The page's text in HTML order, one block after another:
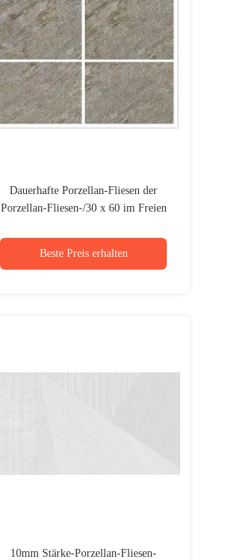
Dauerhafte Porzellan-Fliesen der
Porzellan-Fliesen-/30 x 60 im Freien
Beste Preis erhalten
10mm Stärke-Porzellan-Fliesen-